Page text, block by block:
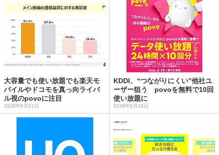
大容量でも使い放題でも楽天モ
バイルやドコモを真っ向ライバ
ル視のpovoに注目
2026年6月21日
KDDI、“つながりにくい”他社ユ
ーザー狙う povoを無料で10回
使い放題に
2026年6月18日